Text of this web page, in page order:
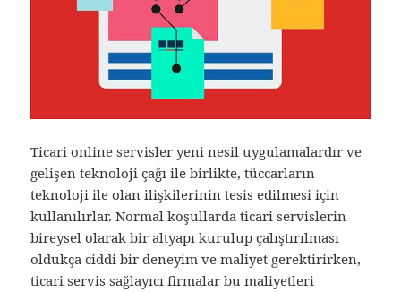
Ticari online servisler yeni nesil uygulamalardır ve
gelişen teknoloji çağı ile birlikte, tüccarların
teknoloji ile olan ilişkilerinin tesis edilmesi için
kullanılırlar. Normal koşullarda ticari servislerin
bireysel olarak bir altyapı kurulup çalıştırılması
oldukça ciddi bir deneyim ve maliyet gerektirirken,
ticari servis sağlayıcı firmalar bu maliyetleri